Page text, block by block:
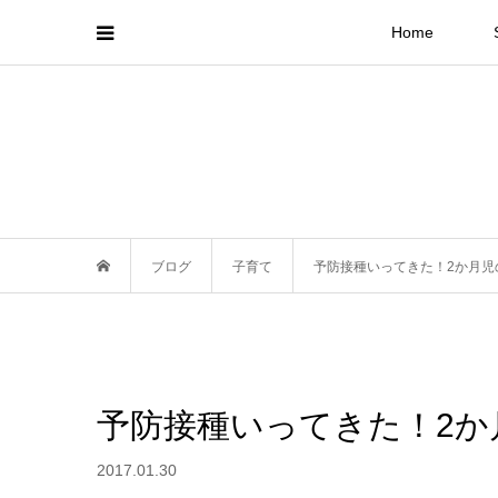
Home
ブログ 子育て 予防接種いってきた！2か月
予防接種いってきた！2
2017.01.30